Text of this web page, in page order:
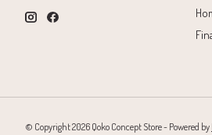
© Copyright 2026 Qoko Concept Store - Powered by